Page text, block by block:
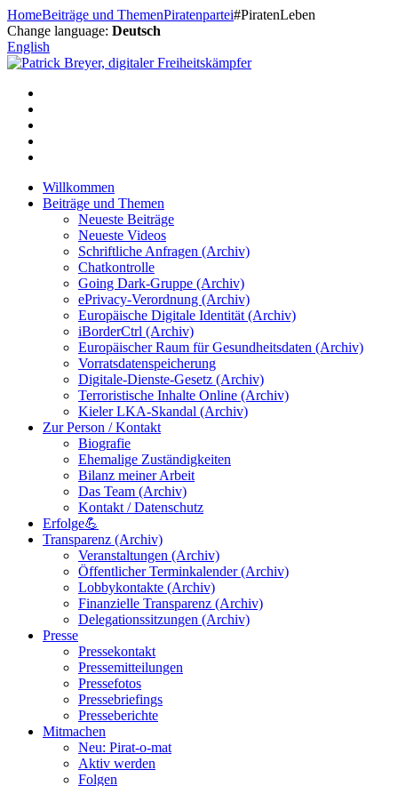
Zum
Inhalt
springen
HomeBeiträge und ThemenPiratenpartei#PiratenLeben
Change language: Deutsch
English
Willkommen
Beiträge und Themen
Neueste Beiträge
Neueste Videos
Schriftliche Anfragen (Archiv)
Chatkontrolle
Going Dark-Gruppe (Archiv)
ePrivacy-Verordnung (Archiv)
Europäische Digitale Identität (Archiv)
iBorderCtrl (Archiv)
Europäischer Raum für Gesundheitsdaten (Archiv)
Vorratsdatenspeicherung
Digitale-Dienste-Gesetz (Archiv)
Terroristische Inhalte Online (Archiv)
Kieler LKA-Skandal (Archiv)
Zur Person / Kontakt
Biografie
Ehemalige Zuständigkeiten
Bilanz meiner Arbeit
Das Team (Archiv)
Kontakt / Datenschutz
Erfolge💪
Transparenz (Archiv)
Veranstaltungen (Archiv)
Öffentlicher Terminkalender (Archiv)
Lobbykontakte (Archiv)
Finanzielle Transparenz (Archiv)
Delegationssitzungen (Archiv)
Presse
Pressekontakt
Pressemitteilungen
Pressefotos
Pressebriefings
Presseberichte
Mitmachen
Neu: Pirat-o-mat
Aktiv werden
Folgen